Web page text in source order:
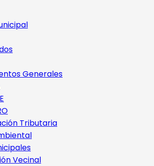
Generales
Tributaria
Vecinal